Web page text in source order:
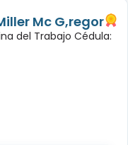
Mc G,regor
del Trabajo Cédula: